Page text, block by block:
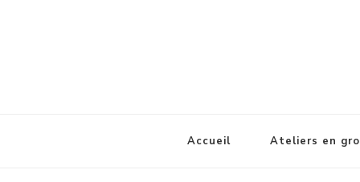
Accueil Ateliers en